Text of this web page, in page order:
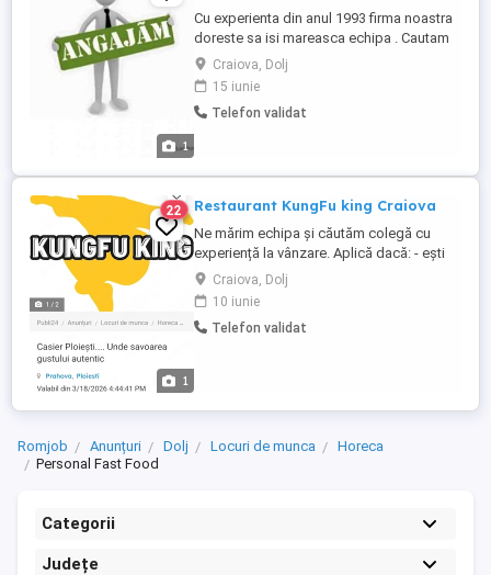
1
Cu experienta din anul 1993 firma noastra
doreste sa isi mareasca echipa . Cautam
personal fast food. Daca vrei sa faci parte
din echipa noastra te asteptam la un
interviu . Salariul incepe in prima luna de la
3500 lei NET . Pentru mai multe informatii
Craiova, Dolj
15 iunie
Telefon validat
1
22 Restaurant KungFu king Craiova
Ne mărim echipa și căutăm colegă cu
experiență la vânzare. Aplică dacă: - ești
vesela și cu aptitudini de comunicare; -
dispusă sa faci parte dintr o echipa.
Oferim : - Program flexibil - Salariu atractiv
Craiova, Dolj
10 iunie
Telefon validat
Romjob Anunțuri Dolj Locuri de munca
Horeca
Personal Fast Food
Categorii
Județe